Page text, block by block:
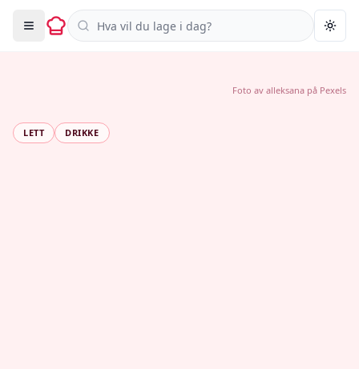
Søk i oppskrifter
LETT DRIKKE
Foto av alleksana på Pexels